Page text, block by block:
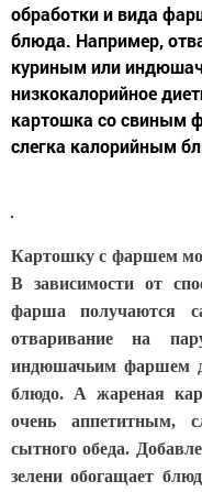
обработки и вида
блюда. Например,
куриным или
низкокалорийное
картошка со свиным
слегка калорийным
Картошку с фаршем
В зависимости от
фарша получаются
отваривание на
индюшачьим фаршем
блюдо. А жареная
очень аппетитным,
сытного обеда.
зелени обогащает